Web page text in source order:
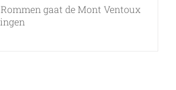
gaat de Mont Ventoux